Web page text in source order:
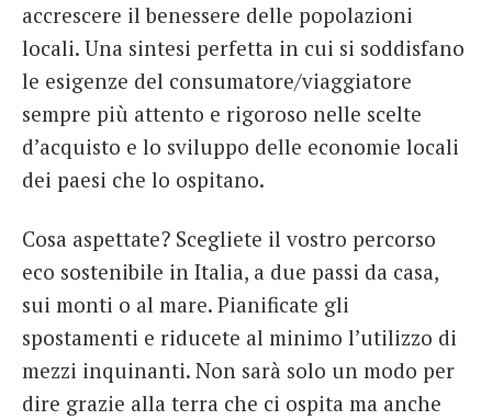
accrescere il benessere delle popolazioni
locali. Una sintesi perfetta in cui si soddisfano
le esigenze del consumatore/viaggiatore
sempre più attento e rigoroso nelle scelte
d’acquisto e lo sviluppo delle economie locali
dei paesi che lo ospitano.
Cosa aspettate? Scegliete il vostro percorso
eco sostenibile in Italia, a due passi da casa,
sui monti o al mare. Pianificate gli
spostamenti e riducete al minimo l’utilizzo di
mezzi inquinanti. Non sarà solo un modo per
dire grazie alla terra che ci ospita ma anche